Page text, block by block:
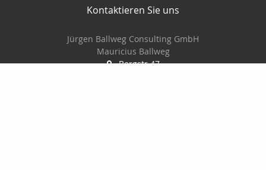
Kontaktieren Sie uns
Jürgen Ballweg Consulting GmbH
Mauricius Ballweg
Bergstr.47